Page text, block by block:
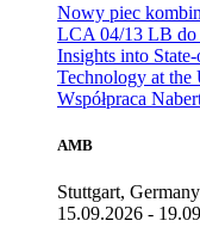
Nowy piec
LCA 04/13 LB do
Insights into
Technology at the
Współpraca
AMB
Stuttgart, Germany
15.09.2026 -